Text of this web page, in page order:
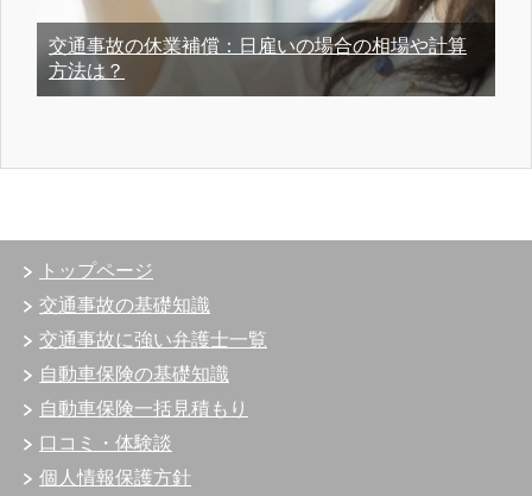
交通事故の休業補償：日雇いの場合の相場や計算
方法は？
トップページ
交通事故の基礎知識
交通事故に強い弁護士一覧
自動車保険の基礎知識
自動車保険一括見積もり
口コミ・体験談
個人情報保護方針